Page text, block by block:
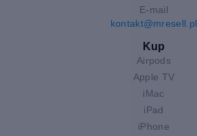
E-mail
kontakt@mresell.pl
Kup
Airpods
Apple TV
iMac
iPad
iPhone